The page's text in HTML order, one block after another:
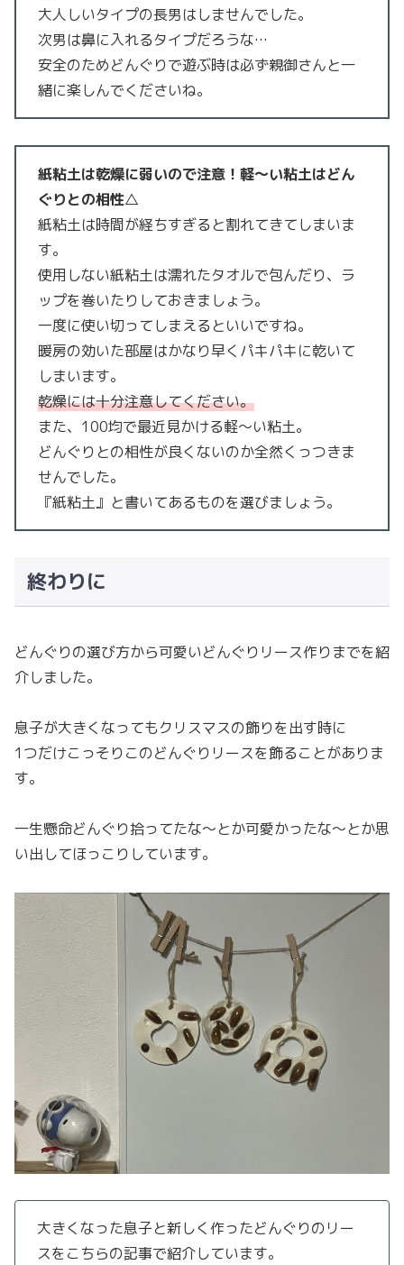
大人しいタイプの長男はしませんでした。
次男は鼻に入れるタイプだろうな…
安全のためどんぐりで遊ぶ時は必ず親御さんと一
緒に楽しんでくださいね。
紙粘土は乾燥に弱いので注意！軽〜い粘土はどん
ぐりとの相性△
紙粘土は時間が経ちすぎると割れてきてしまいま
す。
使用しない紙粘土は濡れたタオルで包んだり、ラ
ップを巻いたりしておきましょう。
一度に使い切ってしまえるといいですね。
暖房の効いた部屋はかなり早くパキパキに乾いて
しまいます。
乾燥には十分注意してください。
また、100均で最近見かける軽〜い粘土。
どんぐりとの相性が良くないのか全然くっつきま
せんでした。
『紙粘土』と書いてあるものを選びましょう。
終わりに
どんぐりの選び方から可愛いどんぐりリース作りまでを紹
介しました。
息子が大きくなってもクリスマスの飾りを出す時に
1つだけこっそりこのどんぐりリースを飾ることがありま
す。
一生懸命どんぐり拾ってたな〜とか可愛かったな〜とか思
い出してほっこりしています。
大きくなった息子と新しく作ったどんぐりのリー
スをこちらの記事で紹介しています。